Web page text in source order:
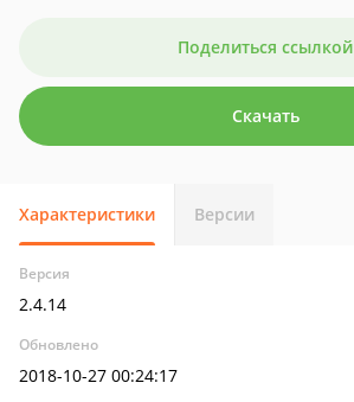
Поделиться ссылкой
Скачать
Характеристики Версии
Версия
2.4.14
Обновлено
2018-10-27 00:24:17